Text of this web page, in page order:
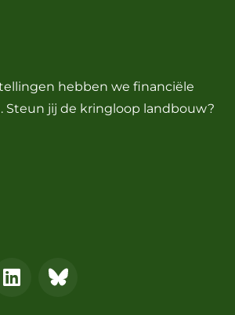
hebben we financiële
Steun jij de kringloop landbouw?